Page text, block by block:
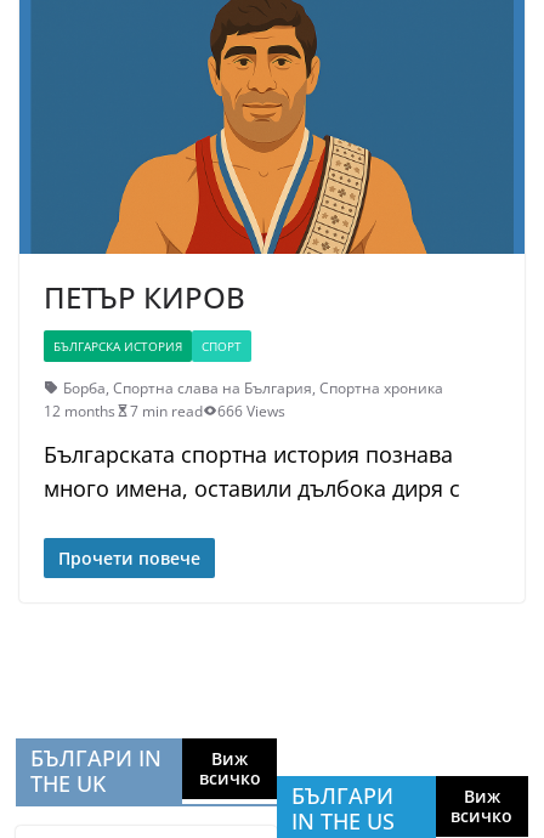
ПЕТЪР КИРОВ
БЪЛГАРСКА ИСТОРИЯ СПОРТ
Борба, Спортна слава на България, Спортна хроника
12 months
7 min read 666 Views
Българската спортна история познава
много имена, оставили дълбока диря с
Прочети повече
БЪЛГАРИ IN
THE UK
Виж
всичко
БЪЛГАРИ
IN THE US
Виж
всичко